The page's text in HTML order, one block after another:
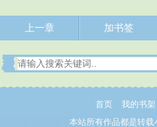
上一章 加书签
首页 我的书架
本站所有作品都是转载